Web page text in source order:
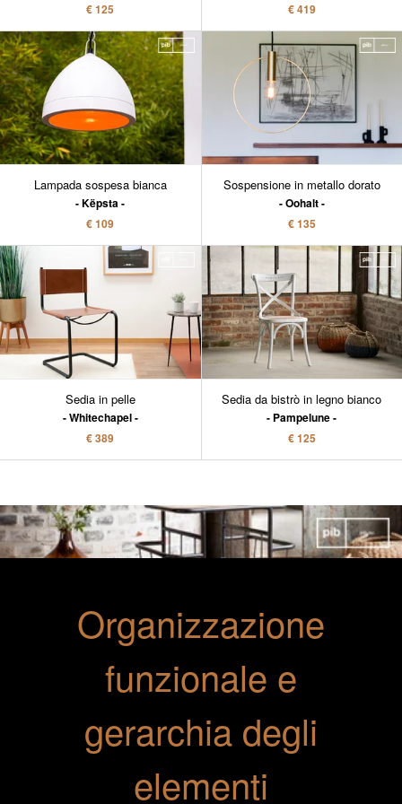
€ 125 € 419
Lampada sospesa bianca
Këpsta
€ 109
Sospensione in metallo dorato
Oohalt
€ 135
Sedia in pelle
Whitechapel
€ 389
Sedia da bistrò in legno bianco
Pampelune
€ 125
Organizzazione
funzionale e
gerarchia degli
elementi